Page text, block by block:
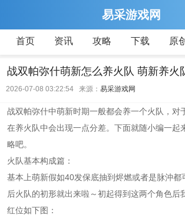
易采游戏网
首页 资讯 攻略 下载 原创
战双帕弥什萌新怎么养火队 萌新养火
2026-07-08 03:22:54 来源： 易采游戏网
战双帕弥什中萌新时期一般都会养一个火队，对
在养火队中会出现一点分差。下面就随小编一起
略吧。
火队基本构成篇：
基本上萌新假如40发保底抽到烬燃或者是脉沖都
后火队的初形就出来啦～初起得到这两个角色后
红位如下图：